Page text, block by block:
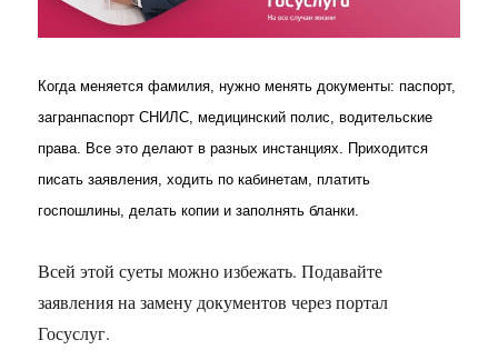
Когда меняется фамилия, нужно менять документы: паспорт,
загранпаспорт СНИЛС, медицинский полис, водительские
права. Все это делают в разных инстанциях. Приходится
писать заявления, ходить по кабинетам, платить
госпошлины, делать копии и заполнять бланки.
Всей этой суеты можно избежать. Подавайте
заявления на замену документов через портал
Госуслуг.